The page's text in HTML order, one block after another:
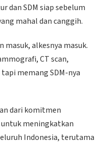
dan SDM siap sebelum
mahal dan canggih.
masuk, alkesnya masuk.
CT scan,
memang SDM-nya
dari komitmen
meningkatkan
Indonesia, terutama